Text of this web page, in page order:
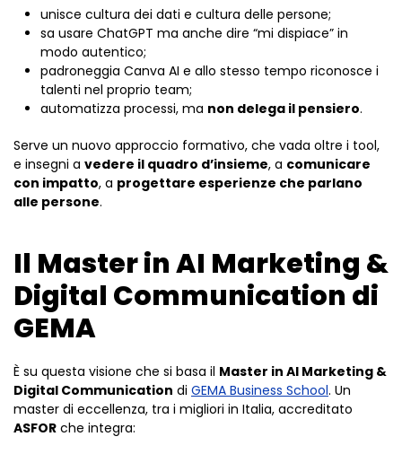
unisce cultura dei dati e cultura delle persone;
sa usare ChatGPT ma anche dire “mi dispiace” in
modo autentico;
padroneggia Canva AI e allo stesso tempo riconosce i
talenti nel proprio team;
automatizza processi, ma non delega il pensiero.
Serve un nuovo approccio formativo, che vada oltre i tool,
e insegni a vedere il quadro d’insieme, a comunicare
con impatto, a progettare esperienze che parlano
alle persone.
Il Master in AI Marketing &
Digital Communication di
GEMA
È su questa visione che si basa il Master in AI Marketing &
Digital Communication di GEMA Business School. Un
master di eccellenza, tra i migliori in Italia, accreditato
ASFOR che integra: